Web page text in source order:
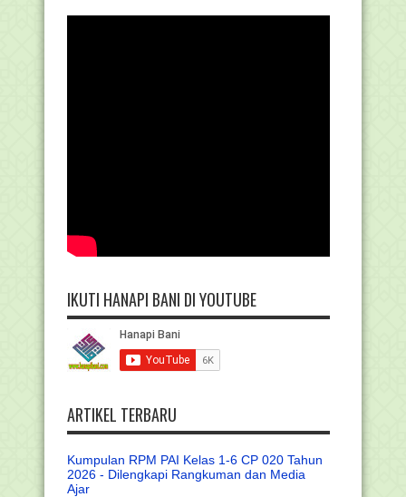
IKUTI HANAPI BANI DI YOUTUBE
ARTIKEL TERBARU
Kumpulan RPM PAI Kelas 1-6 CP 020 Tahun
2026 - Dilengkapi Rangkuman dan Media
Ajar